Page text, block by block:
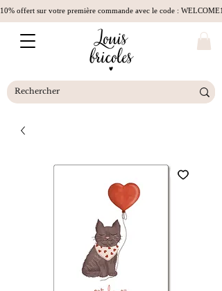
10% offert sur votre première commande avec le code :